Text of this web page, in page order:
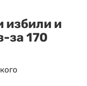
избили и
за 170